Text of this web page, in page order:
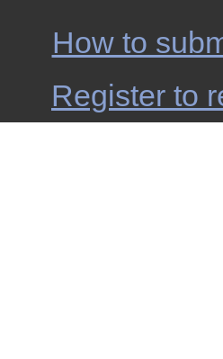
How to
Register to